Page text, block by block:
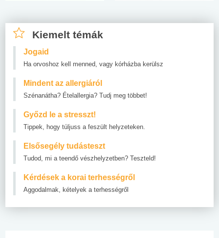
Kiemelt témák
Jogaid
Ha orvoshoz kell menned, vagy kórházba kerülsz
Mindent az allergiáról
Szénanátha? Ételallergia? Tudj meg többet!
Győzd le a stresszt!
Tippek, hogy túljuss a feszült helyzeteken.
Elsősegély tudásteszt
Tudod, mi a teendő vészhelyzetben? Teszteld!
Kérdések a korai terhességről
Aggodalmak, kételyek a terhességről